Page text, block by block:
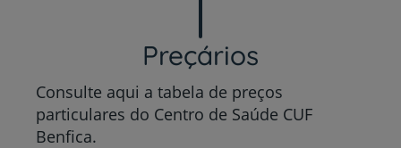
Preçários
Consulte aqui a tabela de preços
particulares do Centro de Saúde CUF
Benfica.